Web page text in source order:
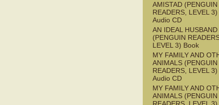
AMISTAD (PENGUIN
READERS, LEVEL
Audio CD
AN IDEAL HUSBAND
(PENGUIN
LEVEL 3) Book
MY FAMILY AND
ANIMALS (PENGUIN
READERS, LEVEL
Audio CD
MY FAMILY AND
ANIMALS (PENGUIN